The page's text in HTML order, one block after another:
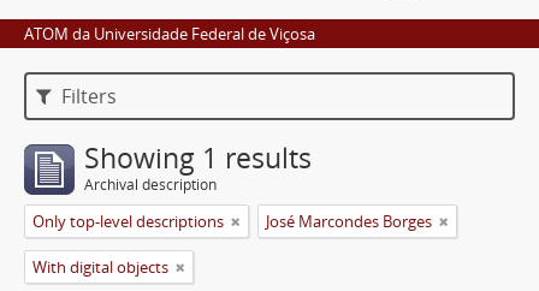
ATOM da Universidade Federal de Viçosa
Filters
Showing 1 results
Archival description
Only top-level descriptions José Marcondes Borges
With digital objects